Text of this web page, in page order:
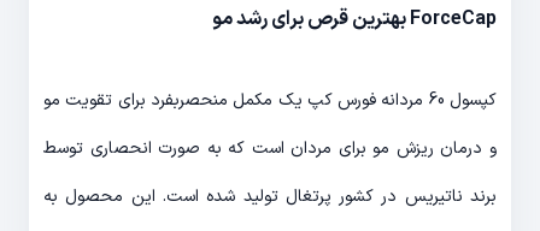
ForceCap بهترین قرص برای رشد مو
کپسول 60 مردانه فورس کپ یک مکمل منحصربفرد برای تقویت مو
و درمان ریزش مو برای مردان است که به صورت انحصاری توسط
برند ناتیریس در کشور پرتغال تولید شده است. این محصول به